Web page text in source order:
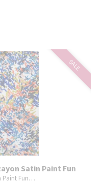
SALE
Satin Paint Fun
Paint Fun…